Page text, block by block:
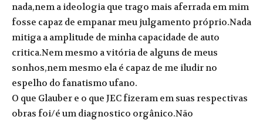
nada,nem a ideologia que trago mais aferrada em mim
fosse capaz de empanar meu julgamento próprio.Nada
mitiga a amplitude de minha capacidade de auto
critica.Nem mesmo a vitória de alguns de meus
sonhos,nem mesmo ela é capaz de me iludir no
espelho do fanatismo ufano.
O que Glauber e o que JEC fizeram em suas respectivas
obras foi/é um diagnostico orgânico.Não